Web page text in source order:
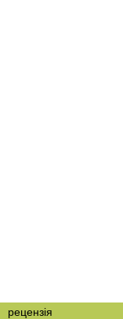
рецензія